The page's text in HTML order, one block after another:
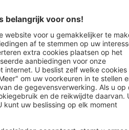
4
reizen kan een eenpersoonskamer
kunt u bellen met ons